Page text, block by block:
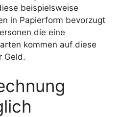
beispielsweise
in Papierform bevorzugt
die eine
kommen auf diese
Geld.